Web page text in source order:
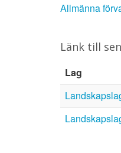
Allmänna
Länk till
Lag